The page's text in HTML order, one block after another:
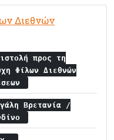
Διεθνών
προς τη
Φίλων Διεθνών
Βρετανία /